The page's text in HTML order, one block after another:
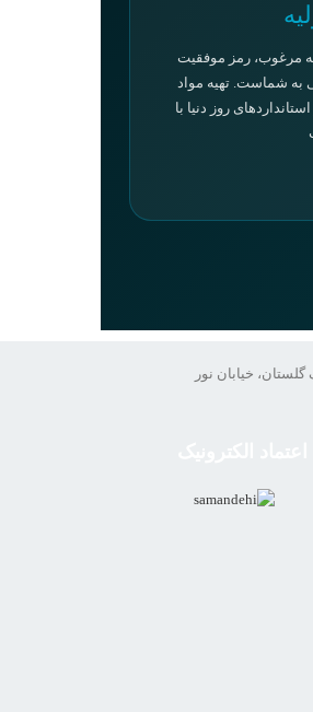
مرغوب، رمز موفقیت
به شماست. تهیه مواد
روز دنیا با
خیابان نور